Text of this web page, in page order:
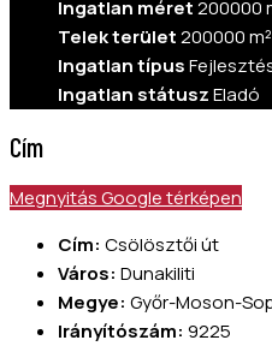
Ingatlan méret200000
Telek terület200000 m²
Ingatlan típus
Ingatlan státuszEladó
Cím
Megnyitás Google térképen
Cím: Csölösztői út
Város: Dunakiliti
Megye: Győr-Moson-
Irányítószám: 9225